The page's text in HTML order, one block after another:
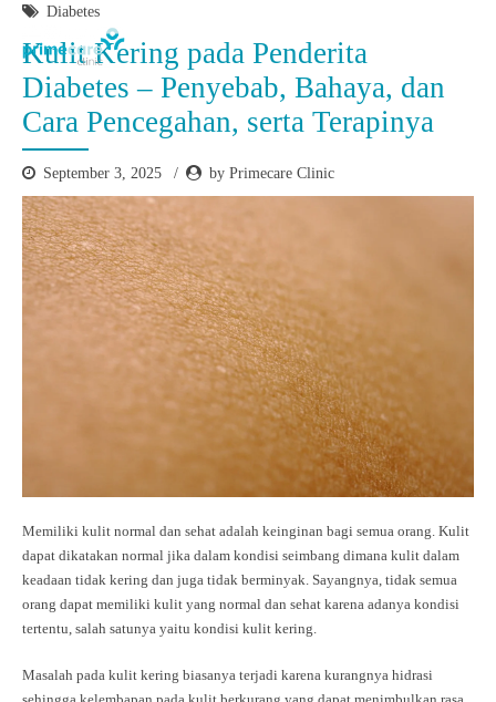
Diabetes
Kulit Kering pada Penderita
Diabetes – Penyebab, Bahaya, dan
Cara Pencegahan, serta Terapinya
September 3, 2025 by Primecare Clinic
Memiliki kulit normal dan sehat adalah keinginan bagi semua orang. Kulit
dapat dikatakan normal jika dalam kondisi seimbang dimana kulit dalam
keadaan tidak kering dan juga tidak berminyak. Sayangnya, tidak semua
orang dapat memiliki kulit yang normal dan sehat karena adanya kondisi
tertentu, salah satunya yaitu kondisi kulit kering.
Masalah pada kulit kering biasanya terjadi karena kurangnya hidrasi